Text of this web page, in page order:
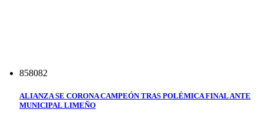
858082
ALIANZA SE CORONA CAMPEÓN TRAS POLÉMICA FINAL ANTE
MUNICIPAL LIMEÑO